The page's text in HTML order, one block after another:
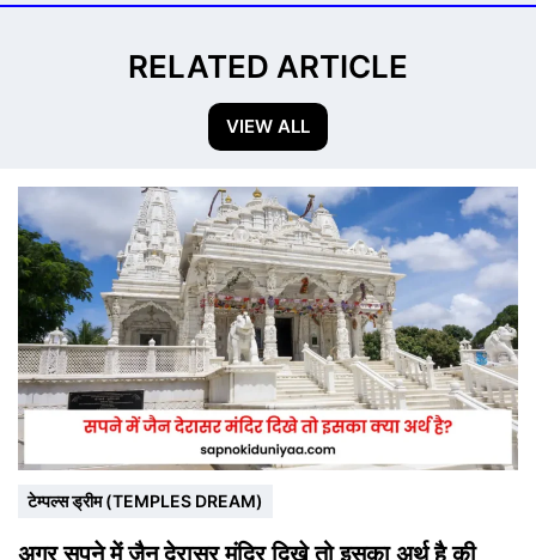
RELATED ARTICLE
VIEW ALL
टेम्पल्स ड्रीम (TEMPLES DREAM)
अगर सपने में जैन देरासर मंदिर दिखे तो इसका अर्थ है की